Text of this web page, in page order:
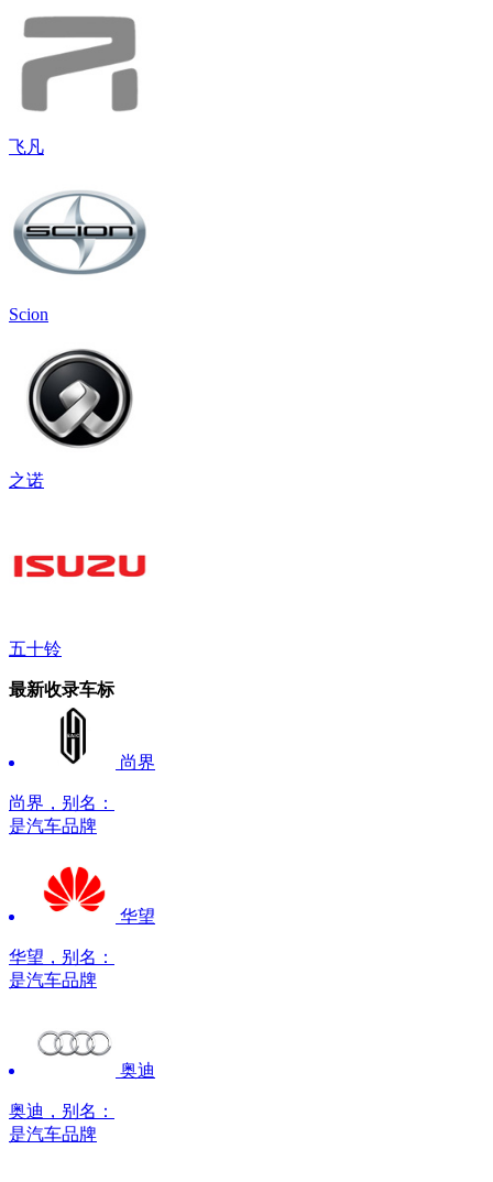
飞凡
Scion
之诺
五十铃
最新收录车标
尚界
尚界，别名：
是汽车品牌
华望
华望，别名：
是汽车品牌
奥迪
奥迪，别名：
是汽车品牌